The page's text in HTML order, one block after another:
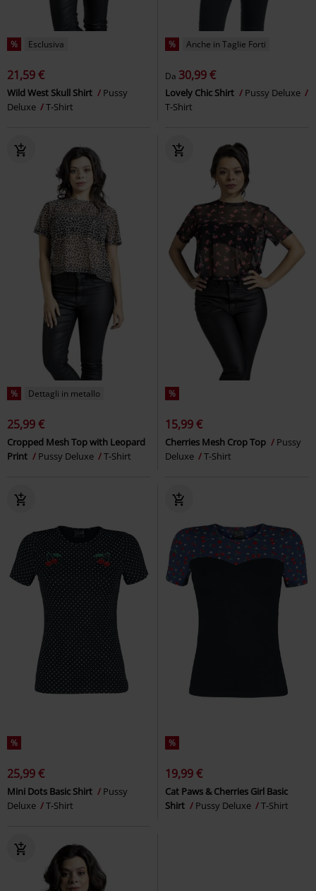
% Esclusiva
21,59 €
Wild West Skull Shirt
Pussy
Deluxe
T-Shirt
% Anche in Taglie Forti
Da 30,99 €
Lovely Chic Shirt
Pussy Deluxe
T-Shirt
% Dettagli in metallo
25,99 €
Cropped Mesh Top with Leopard
Print
Pussy Deluxe T-Shirt
%
15,99 €
Cherries Mesh Crop Top
Pussy
Deluxe
T-Shirt
%
25,99 €
Mini Dots Basic Shirt
Pussy
Deluxe
T-Shirt
%
19,99 €
Cat Paws & Cherries Girl Basic
Shirt
Pussy Deluxe T-Shirt